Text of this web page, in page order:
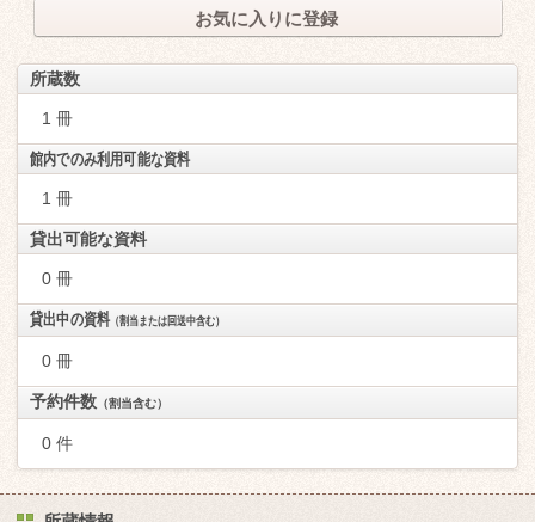
お気に入りに登録
所蔵数
1 冊
館内でのみ利用可能な資料
1 冊
貸出可能な資料
0 冊
貸出中の資料（割当または回送中含む）
0 冊
予約件数 （割当含む）
0 件